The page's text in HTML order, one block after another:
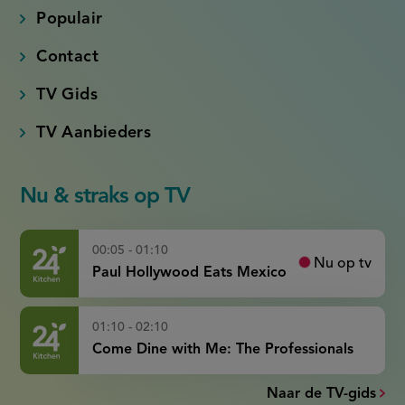
Populair
Contact
TV Gids
TV Aanbieders
Nu & straks op TV
00:05 - 01:10
Paul Hollywood Eats Mexico
Nu op tv
01:10 - 02:10
Come Dine with Me: The Professionals
Naar de TV-gids